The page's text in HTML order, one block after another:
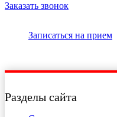
Заказать звонок
Записаться на прием
Разделы сайта